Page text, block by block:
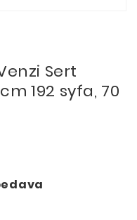
Sert
192 syfa, 70